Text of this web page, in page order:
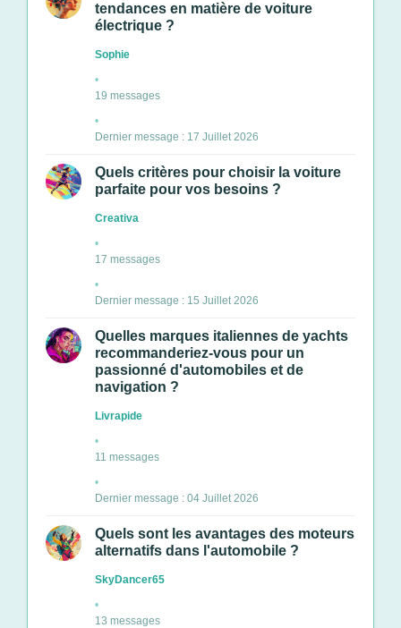
tendances en matière de voiture
électrique ?
Sophie
19 messages
Dernier message : 17 Juillet 2026
Quels critères pour choisir la voiture
parfaite pour vos besoins ?
Creativa
17 messages
Dernier message : 15 Juillet 2026
Quelles marques italiennes de yachts
recommanderiez-vous pour un
passionné d'automobiles et de
navigation ?
Livrapide
11 messages
Dernier message : 04 Juillet 2026
Quels sont les avantages des moteurs
alternatifs dans l'automobile ?
SkyDancer65
13 messages